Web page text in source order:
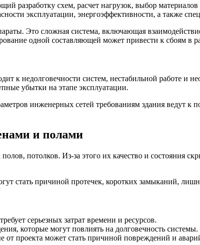
схем, расчет нагрузок, выбор
эксплуатации, энергоэффективности, а также
Это сложная система, включающая
одной составляющей может привести к сбоям в
к недолговечности систем, нестабильной работе и
убытки на этапе эксплуатации.
инженерных сетей требованиям здания ведут
и полами
потолков. Из-за этого их качество и состояния
стать причиной протечек, коротких замыканий,
серьезных затрат времени и ресурсов.
которые могут повлиять на долговечность системы.
от проекта может стать причиной повреждений и